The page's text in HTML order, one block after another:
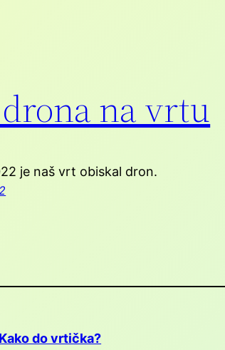
na vrtu
je naš vrt obiskal dron.
Kako do vrtička?